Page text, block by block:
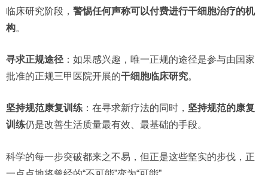
临床研究阶段， 警惕任何声称可以付费进行干细胞治疗的机
构。
寻求正规途径 ：如果感兴趣，唯一正规的途径是参与由国家
批准的正规三甲医院开展的干细胞临床研究。
坚持规范康复训练 ：在寻求新疗法的同时， 坚持规范的康复
训练仍是改善生活质量最有效、最基础的手段。
科学的每一步突破都来之不易，但正是这些坚实的步伐，正